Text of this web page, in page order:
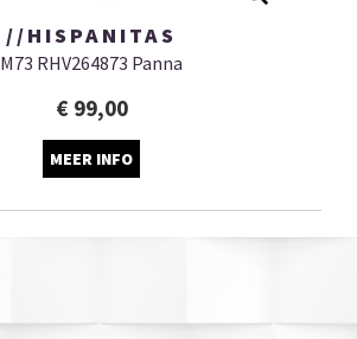
//HISPANITAS
M73 RHV264873 Panna
€ 99,00
MEER INFO